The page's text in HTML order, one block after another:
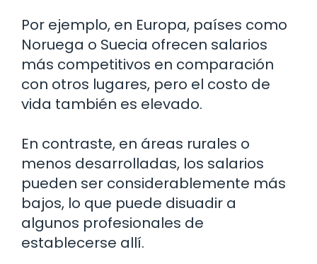
Por ejemplo, en Europa, países como
Noruega o Suecia ofrecen salarios
más competitivos en comparación
con otros lugares, pero el costo de
vida también es elevado.
En contraste, en áreas rurales o
menos desarrolladas, los salarios
pueden ser considerablemente más
bajos, lo que puede disuadir a
algunos profesionales de
establecerse allí.